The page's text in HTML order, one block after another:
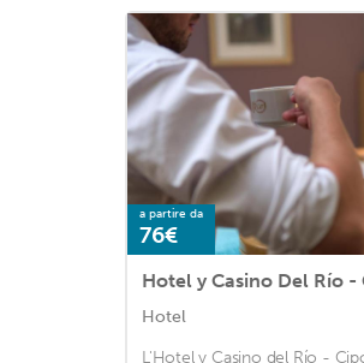
a partire da
76€
Hotel y Casino Del Río
Hotel
L'Hotel y Casino del Río -